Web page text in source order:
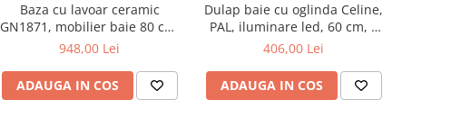
Baza cu lavoar ceramic
GN1871, mobilier baie 80 cm,
front MDF, 1 sertar, 1 usa,
cromate reglabile, alb
948,00 Lei
ADAUGA IN COS
Dulap baie cu oglinda Celine,
PAL, iluminare led, 60 cm, 2
usi, 3 rafturi, soft close, alb
406,00 Lei
ADAUGA IN COS